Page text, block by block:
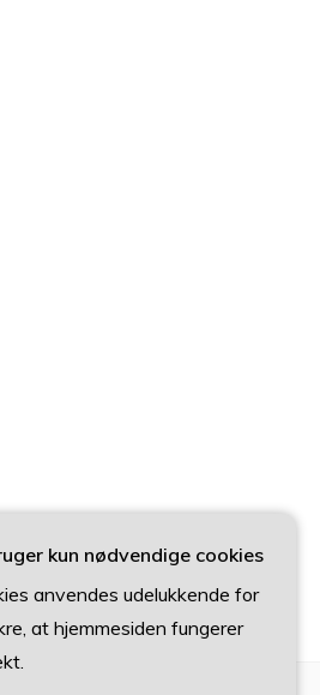
kun nødvendige cookies
anvendes udelukkende for
at hjemmesiden fungerer